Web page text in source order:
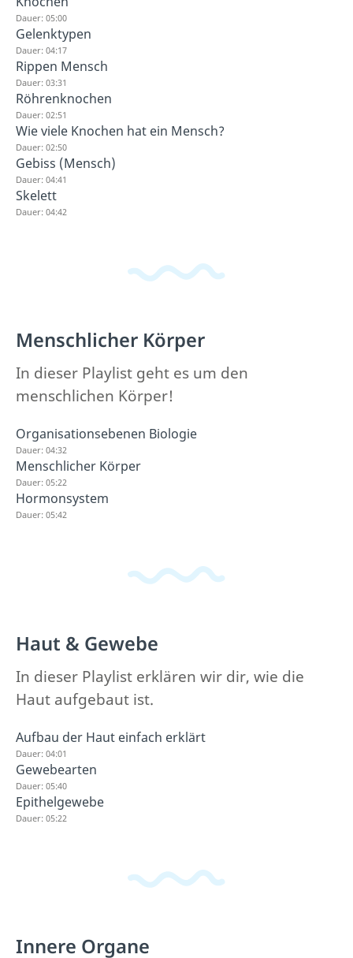
Dauer: 05:00
Gelenktypen
Dauer: 04:17
Rippen Mensch
Dauer: 03:31
Röhrenknochen
Dauer: 02:51
Wie viele Knochen hat ein Mensch?
Dauer: 02:50
Gebiss (Mensch)
Dauer: 04:41
Skelett
Dauer: 04:42
Menschlicher Körper
In dieser Playlist geht es um den
menschlichen Körper!
Organisationsebenen Biologie
Dauer: 04:32
Menschlicher Körper
Dauer: 05:22
Hormonsystem
Dauer: 05:42
Haut & Gewebe
In dieser Playlist erklären wir dir, wie die
Haut aufgebaut ist.
Aufbau der Haut einfach erklärt
Dauer: 04:01
Gewebearten
Dauer: 05:40
Epithelgewebe
Dauer: 05:22
Innere Organe